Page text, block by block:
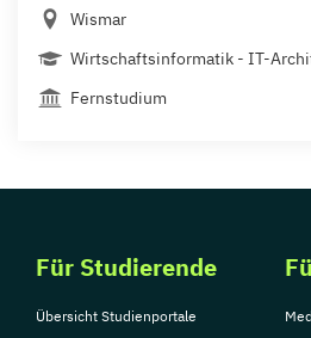
Wismar
Wirtschaftsinformatik - IT-
Fernstudium
Für Studierende
Übersicht Studienportale